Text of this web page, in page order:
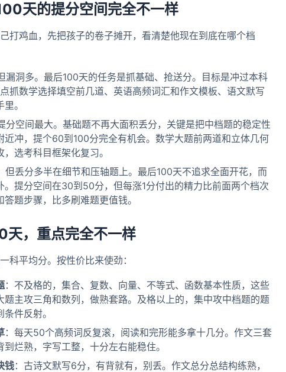
天的提分空间完全不一样
打鸡血，先把孩子的卷子摊开，看清楚他现在到底在哪个档
漏洞多。最后100天的任务是抓基础、抢送分。目标是冲过本科
抓数学选择填空前几道、英语高频词汇和作文模板、语文默写
。
分空间最大。基础题不再大面积丢分，关键是把中档题的稳定性
近冲，提个60到100分完全有机会。数学大题前两道和立体几何
选考科目框架化复习。
但丢分多半在细节和压轴题上。最后100天不追求全面开花，而
。提分空间在30到50分，但每涨1分付出的精力比前面两个档次
题步骤，比多刷难题更值钱。
天，重点完全不一样
科平均分。按性价比来使劲：
：不及格的，集合、复数、向量、不等式、函数基本性质，这些
主攻三角和数列，做熟套路。及格以上的，集中攻中档题的题
件反射。
：每天50个高频词反复滚，阅读和完形能多拿十几分。作文三套
烂熟，字写工整，十分左右能稳住。
钱：古诗文默写6分，有背就有，别丢。作文总分总结构练熟，